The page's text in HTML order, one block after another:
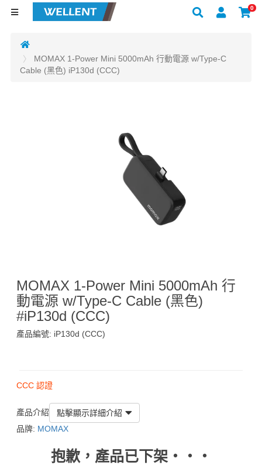
0
MOMAX 1-Power Mini 5000mAh 行動電源 w/Type-C
Cable (黑色) iP130d (CCC)
MOMAX 1-Power Mini 5000mAh 行
動電源 w/Type-C Cable (黑色)
#iP130d (CCC)
產品編號: iP130d (CCC)
CCC 認證
產品介紹
點擊顯示詳細介紹
品牌: MOMAX
抱歉，產品已下架‧‧‧